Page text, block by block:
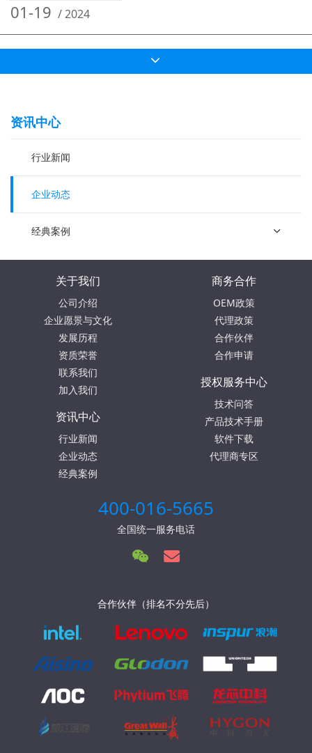
大规模计算机的运维管理，公司依托Intel绿色电脑底层技术，
01-19 /2024
资讯中心
行业新闻
企业动态
经典案例
关于我们
公司介绍
企业愿景与文化
发展历程
资质荣誉
联系我们
加入我们
商务合作
OEM政策
代理政策
合作伙伴
合作申请
授权服务中心
技术问答
产品技术手册
软件下载
代理商专区
资讯中心
行业新闻
企业动态
经典案例
400-016-5665
全国统一服务电话
合作伙伴（排名不分先后）